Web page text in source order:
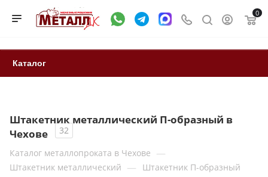
0
Каталог
Штакетник металлический П-образный в
Чехове
32
Каталог металлопроката в Чехове —
Штакетник металлический — Штакетник П-образный